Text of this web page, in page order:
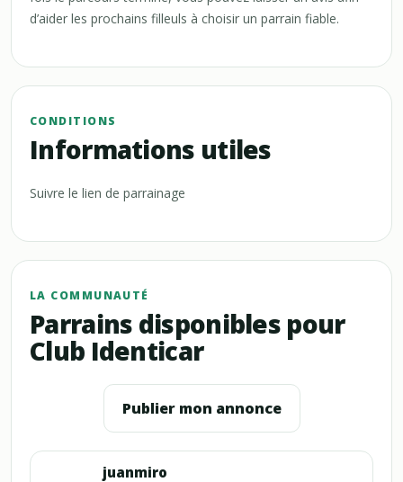
d’aider les prochains filleuls à choisir un parrain fiable.
CONDITIONS
Informations utiles
Suivre le lien de parrainage
LA COMMUNAUTÉ
Parrains disponibles pour
Club Identicar
Publier mon annonce
juanmiro